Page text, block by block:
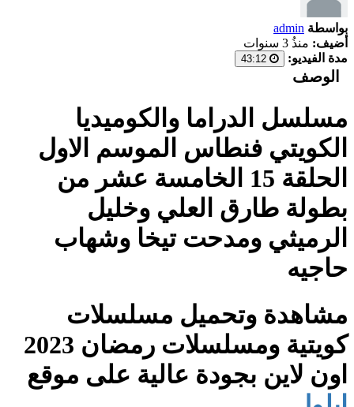
بواسطة admin
أضيف: منذُ 3 سنوات
مدة الفيديو:
الوصف
مسلسل الدراما والكوميديا
الكويتي فنطاس الموسم الاول
الحلقة 15 الخامسة عشر من
بطولة طارق العلي وخليل
الرميثي ومدحت تيخا وشهاب
حاجيه
مشاهدة وتحميل مسلسلات
كويتية ومسلسلات رمضان 2023
اون لاين بجودة عالية على موقع